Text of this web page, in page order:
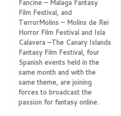
Fancine – Malaga Fantasy
Film Festival, and
TerrorMolins – Molins de Rei
Horror Film Festival and Isla
Calavera –The Canary Islands
Fantasy Film Festival, four
Spanish events held in the
same month and with the
same theme, are joining
forces to broadcast the
passion for fantasy online.